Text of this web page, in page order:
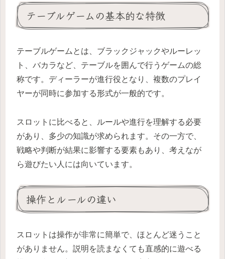
テーブルゲームの基本的な特徴
テーブルゲームとは、ブラックジャックやルーレッ
ト、バカラなど、テーブルを囲んで行うゲームの総
称です。ディーラーが進行役となり、複数のプレイ
ヤーが同時に参加する形式が一般的です。
スロットに比べると、ルールや進行を理解する必要
があり、多少の知識が求められます。その一方で、
戦略や判断が結果に影響する要素もあり、考えなが
ら遊びたい人には向いています。
操作とルールの違い
スロットは操作が非常に簡単で、ほとんど迷うこと
がありません。説明を読まなくても直感的に遊べる